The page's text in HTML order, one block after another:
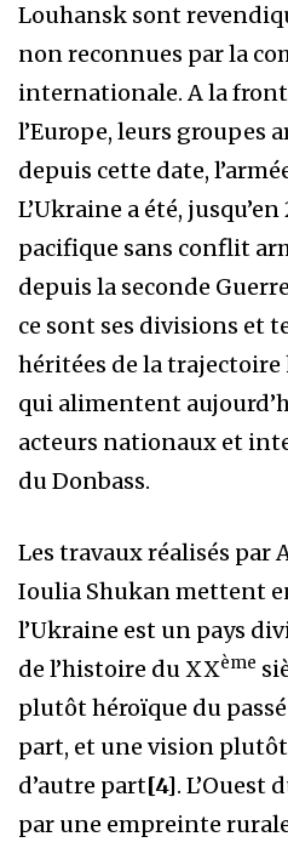
Louhansk sont
non reconnues par la
internationale. A la
l’Europe, leurs groupes
depuis cette date,
L’Ukraine a été,
pacifique sans conflit
depuis la seconde
ce sont ses divisions et
héritées de la
qui alimentent
acteurs nationaux et
du Donbass.
Les travaux réalisés par
Ioulia Shukan mettent
l’Ukraine est un pays
de l’histoire du XXème
plutôt héroïque du
part, et une vision plutôt
d’autre part[4]. L’Ouest
par une empreinte